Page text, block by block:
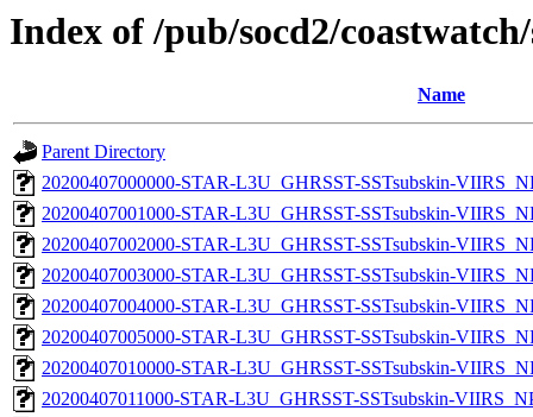
Index of /pub/socd2/
Name
Parent Directory
20200407000000-STAR-L3U_GHRSST-SSTsubskin-
20200407001000-STAR-L3U_GHRSST-SSTsubskin-
20200407002000-STAR-L3U_GHRSST-SSTsubskin-
20200407003000-STAR-L3U_GHRSST-SSTsubskin-
20200407004000-STAR-L3U_GHRSST-SSTsubskin-
20200407005000-STAR-L3U_GHRSST-SSTsubskin-
20200407010000-STAR-L3U_GHRSST-SSTsubskin-
20200407011000-STAR-L3U_GHRSST-SSTsubskin-